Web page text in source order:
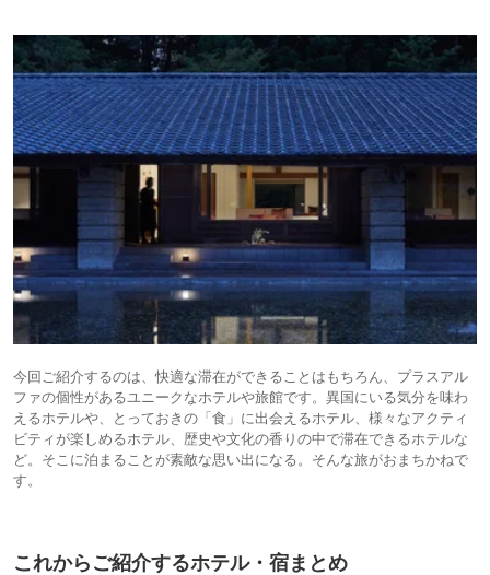
今回ご紹介するのは、快適な滞在ができることはもちろん、プラスアル
ファの個性があるユニークなホテルや旅館です。異国にいる気分を味わ
えるホテルや、とっておきの「食」に出会えるホテル、様々なアクティ
ビティが楽しめるホテル、歴史や文化の香りの中で滞在できるホテルな
ど。そこに泊まることが素敵な思い出になる。そんな旅がおまちかねで
す。
これからご紹介するホテル・宿まとめ